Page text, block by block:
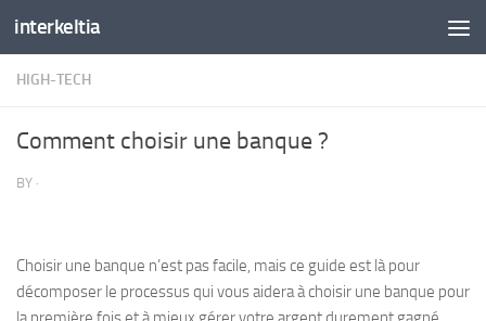
Skip to content
interkeltia
HIGH-TECH
Comment choisir une banque ?
BY ·
Choisir une banque n’est pas facile, mais ce guide est là pour
décomposer le processus qui vous aidera à choisir une banque pour